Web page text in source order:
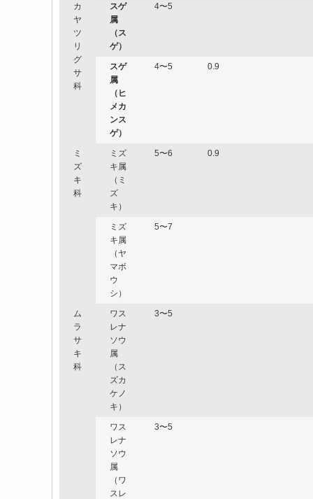
カ
ヤ
ツ
リ
グ
サ
科
スゲ
属
（ス
ゲ）
4〜5
スゲ
属
（ヒ
メカ
ンス
ゲ）
4〜5 0.9
ミ
ズ
キ
科
ミズ
キ属
（ミ
ズ
キ）
5〜6 0.9
ミズ
キ属
（ヤ
マボ
ウ
シ）
5〜7
ム
ラ
サ
キ
科
ワス
レナ
ソウ
属
（ス
ズカ
ケノ
キ）
3〜5
ワス
レナ
ソウ
属
（ワ
スレ
3〜5